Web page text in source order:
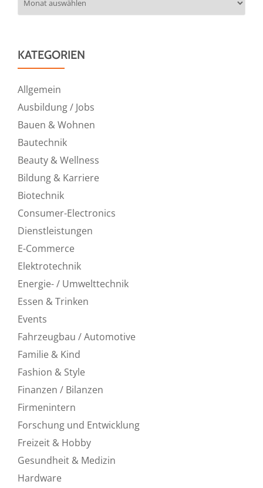
KATEGORIEN
Allgemein
Ausbildung / Jobs
Bauen & Wohnen
Bautechnik
Beauty & Wellness
Bildung & Karriere
Biotechnik
Consumer-Electronics
Dienstleistungen
E-Commerce
Elektrotechnik
Energie- / Umwelttechnik
Essen & Trinken
Events
Fahrzeugbau / Automotive
Familie & Kind
Fashion & Style
Finanzen / Bilanzen
Firmenintern
Forschung und Entwicklung
Freizeit & Hobby
Gesundheit & Medizin
Hardware